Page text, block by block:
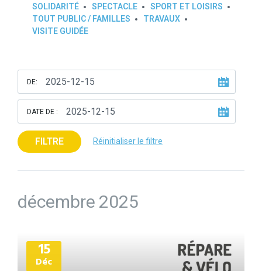
SOLIDARITÉ
SPECTACLE
SPORT ET LOISIRS
TOUT PUBLIC / FAMILLES
TRAVAUX
VISITE GUIDÉE
DE:
DATE DE :
FILTRE Réinitialiser le filtre
décembre 2025
15
Déc
d'informations